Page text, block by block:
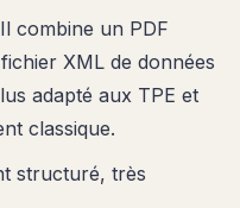
combine un PDF
XML de données
adapté aux TPE et
classique.
structuré, très